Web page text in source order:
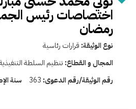
اختصاصات رئيس
رمضان
نوع الوثيقة: قرارات رئاسية
المجال و القطاع: تنظيم السلطة
رقم الوثيقة/رقم الدعوى: 363 سنة